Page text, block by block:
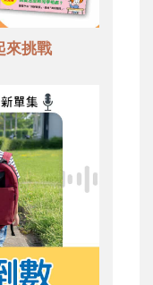
來挑戰